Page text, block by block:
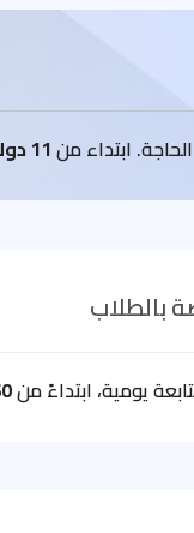
ابتداء من11 دولار أمريكي
بالطلاب
يومية، ابتداءً من160